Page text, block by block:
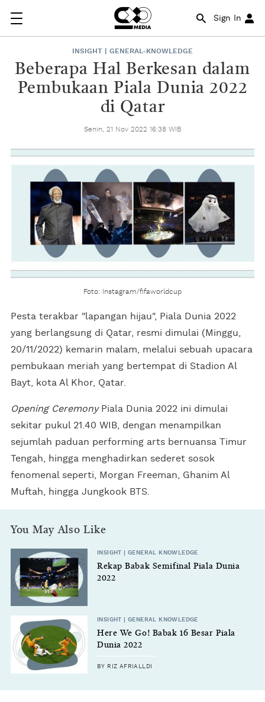
Sign In
INSIGHT | GENERAL-KNOWLEDGE
Beberapa Hal Berkesan dalam
Pembukaan Piala Dunia 2022
di Qatar
Senin, 21 Nov 2022 16:38 WIB
Foto: Instagram/fifaworldcup
Pesta terakbar "lapangan hijau", Piala Dunia 2022
yang berlangsung di Qatar, resmi dimulai (Minggu,
20/11/2022) kemarin malam, melalui sebuah upacara
pembukaan meriah yang bertempat di Stadion Al
Bayt, kota Al Khor, Qatar.
Opening CeremonyPiala Dunia 2022 ini dimulai
sekitar pukul 21.40 WIB, dengan menampilkan
sejumlah paduan performing arts bernuansa Timur
Tengah, hingga menghadirkan sederet sosok
fenomenal seperti, Morgan Freeman, Ghanim Al
Muftah, hingga Jungkook BTS.
You May Also Like
INSIGHT | GENERAL KNOWLEDGE
Rekap Babak Semifinal Piala Dunia
2022
INSIGHT | GENERAL KNOWLEDGE
Here We Go! Babak 16 Besar Piala
Dunia 2022
BY RIZ AFRIALLDI